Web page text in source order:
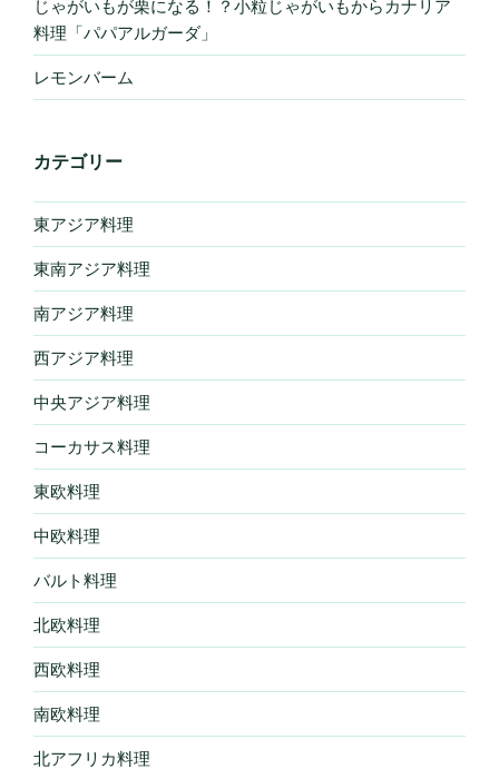
じゃがいもが栗になる！？小粒じゃがいもからカナリア
料理「パパアルガーダ」
レモンバーム
カテゴリー
東アジア料理
東南アジア料理
南アジア料理
西アジア料理
中央アジア料理
コーカサス料理
東欧料理
中欧料理
バルト料理
北欧料理
西欧料理
南欧料理
北アフリカ料理